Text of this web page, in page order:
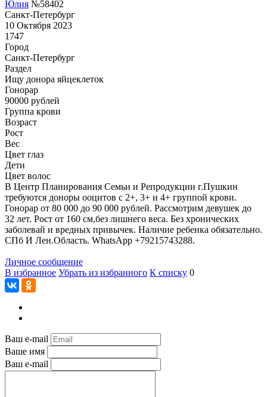
Юлия №58402
Санкт-Петербург
10 Октября 2023
1747
Город
Санкт-Петербург
Раздел
Ищу донора яйцеклеток
Гонoрар
90000 рублей
Группа крови
Возраст
Рост
Вес
Цвет глаз
Дети
Цвет волос
В Центр Планирования Семьи и Репродукции г.Пушкин
требуются доноры ооцитов с 2+, 3+ и 4+ группой крови.
Гонорар от 80 000 до 90 000 рублей. Рассмотрим девушек до
32 лет. Рост от 160 см,без лишнего веса. Без хронических
заболевай и вредных привычек. Наличие ребенка обязательно.
СПб И Лен.Область. WhatsApp +79215743288.
Личное сообщение
В избранное Убрать из избранного К списку 0
Ваш e-mail
Ваше имя
Ваш e-mail